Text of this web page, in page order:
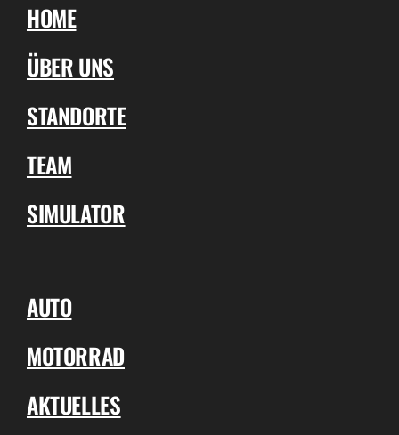
HOME
ÜBER UNS
STANDORTE
TEAM
SIMULATOR
AUTO
MOTORRAD
AKTUELLES